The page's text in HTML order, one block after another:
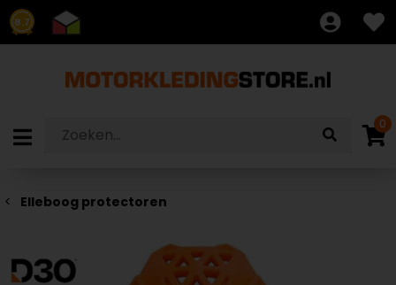
8.7
0
Elleboog protectoren